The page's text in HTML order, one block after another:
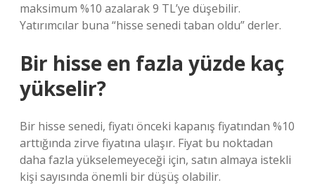
maksimum %10 azalarak 9 TL’ye düşebilir.
Yatırımcılar buna “hisse senedi taban oldu” derler.
Bir hisse en fazla yüzde kaç
yükselir?
Bir hisse senedi, fiyatı önceki kapanış fiyatından %10
arttığında zirve fiyatına ulaşır. Fiyat bu noktadan
daha fazla yükselemeyeceği için, satın almaya istekli
kişi sayısında önemli bir düşüş olabilir.